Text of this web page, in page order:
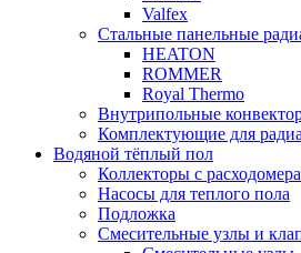
Valfex
Стальные панельные
HEATON
ROMMER
Royal Thermo
Внутрипольные
Комплектующие для
Водяной тёплый пол
Коллекторы с
Насосы для теплого пола
Подложка
Смесительные узлы и